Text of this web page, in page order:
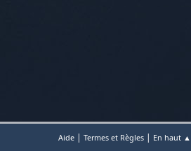
Aide | Termes et Règles | En haut ▲